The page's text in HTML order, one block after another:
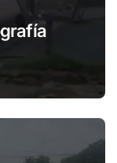
de la